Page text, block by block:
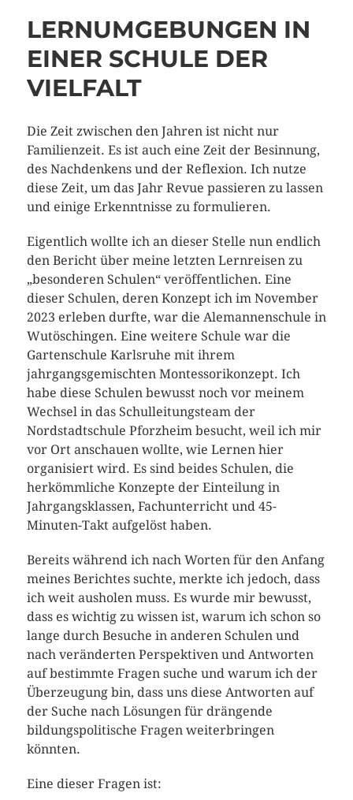
LERNUMGEBUNGEN IN
EINER SCHULE DER
VIELFALT
Die Zeit zwischen den Jahren ist nicht nur
Familienzeit. Es ist auch eine Zeit der Besinnung,
des Nachdenkens und der Reflexion. Ich nutze
diese Zeit, um das Jahr Revue passieren zu lassen
und einige Erkenntnisse zu formulieren.
Eigentlich wollte ich an dieser Stelle nun endlich
den Bericht über meine letzten Lernreisen zu
„besonderen Schulen“ veröffentlichen. Eine
dieser Schulen, deren Konzept ich im November
2023 erleben durfte, war die Alemannenschule in
Wutöschingen. Eine weitere Schule war die
Gartenschule Karlsruhe mit ihrem
jahrgangsgemischten Montessorikonzept. Ich
habe diese Schulen bewusst noch vor meinem
Wechsel in das Schulleitungsteam der
Nordstadtschule Pforzheim besucht, weil ich mir
vor Ort anschauen wollte, wie Lernen hier
organisiert wird. Es sind beides Schulen, die
herkömmliche Konzepte der Einteilung in
Jahrgangsklassen, Fachunterricht und 45-
Minuten-Takt aufgelöst haben.
Bereits während ich nach Worten für den Anfang
meines Berichtes suchte, merkte ich jedoch, dass
ich weit ausholen muss. Es wurde mir bewusst,
dass es wichtig zu wissen ist, warum ich schon so
lange durch Besuche in anderen Schulen und
nach veränderten Perspektiven und Antworten
auf bestimmte Fragen suche und warum ich der
Überzeugung bin, dass uns diese Antworten auf
der Suche nach Lösungen für drängende
bildungspolitische Fragen weiterbringen
könnten.
Eine dieser Fragen ist: